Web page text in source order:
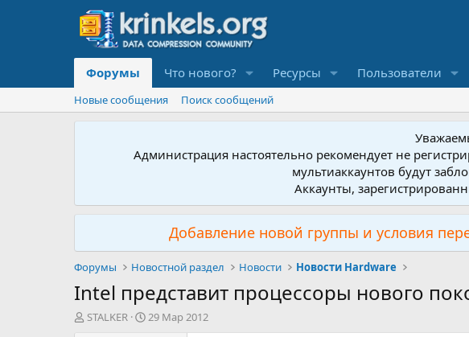
Форумы Что нового? Ресурсы Пользователи
Новые сообщения Поиск сообщений
Администрация настоятельно рекомендует не
мультиаккаунтов будут
Аккаунты,
Добавление новой группы и условия
Форумы Новостной раздел Новости Новости Hardware
Intel представит процессоры нового
А
STALKER
Д
29 Мар 2012